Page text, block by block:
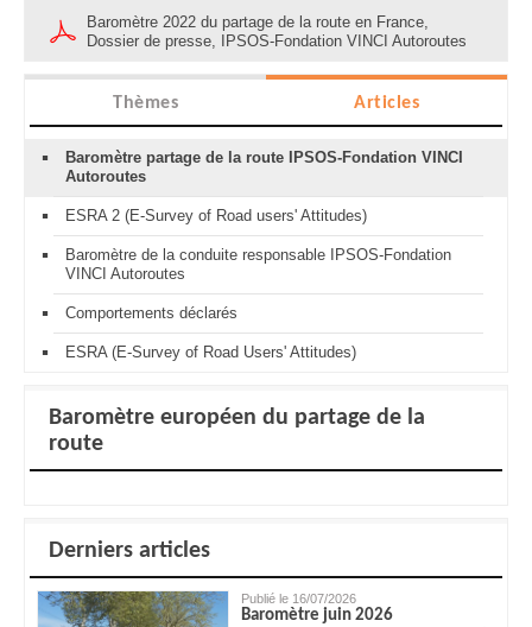
Baromètre 2022 du partage de la route en France,
Dossier de presse, IPSOS-Fondation VINCI Autoroutes
Thèmes Articles
Baromètre partage de la route IPSOS-Fondation VINCI
Autoroutes
ESRA 2 (E-Survey of Road users' Attitudes)
Baromètre de la conduite responsable IPSOS-Fondation
VINCI Autoroutes
Comportements déclarés
ESRA (E-Survey of Road Users' Attitudes)
Baromètre européen du partage de la
route
Derniers articles
Publié le 16/07/2026
Baromètre juin 2026